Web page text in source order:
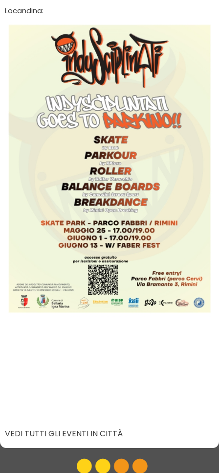
Locandina:
VEDI TUTTI GLI EVENTI IN CITTÀ